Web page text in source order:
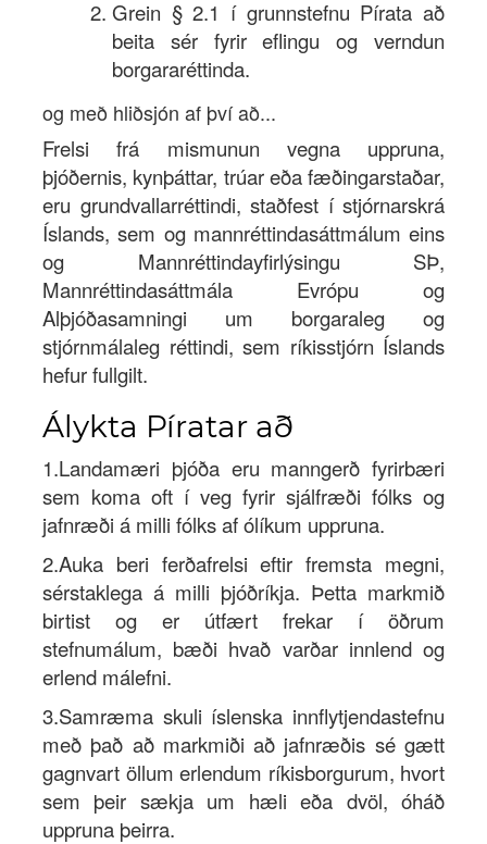
Grein § 2.1 í grunnstefnu Pírata að
beita sér fyrir eflingu og verndun
borgararéttinda.
og með hliðsjón af því að...
Frelsi frá mismunun vegna uppruna,
þjóðernis, kynþáttar, trúar eða fæðingarstaðar,
eru grundvallarréttindi, staðfest í stjórnarskrá
Íslands, sem og mannréttindasáttmálum eins
og Mannréttindayfirlýsingu SÞ,
Mannréttindasáttmála Evrópu og
Alþjóðasamningi um borgaraleg og
stjórnmálaleg réttindi, sem ríkisstjórn Íslands
hefur fullgilt.
Álykta Píratar að
1.Landamæri þjóða eru manngerð fyrirbæri
sem koma oft í veg fyrir sjálfræði fólks og
jafnræði á milli fólks af ólíkum uppruna.
2.Auka beri ferðafrelsi eftir fremsta megni,
sérstaklega á milli þjóðríkja. Þetta markmið
birtist og er útfært frekar í öðrum
stefnumálum, bæði hvað varðar innlend og
erlend málefni.
3.Samræma skuli íslenska innflytjendastefnu
með það að markmiði að jafnræðis sé gætt
gagnvart öllum erlendum ríkisborgurum, hvort
sem þeir sækja um hæli eða dvöl, óháð
uppruna þeirra.